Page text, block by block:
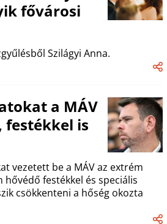
fővárosi
Szilágyi Anna.
a MÁV
festékkel is
vezetett be a MÁV az extrém
festékkel és speciális
csökkenteni a hőség okozta